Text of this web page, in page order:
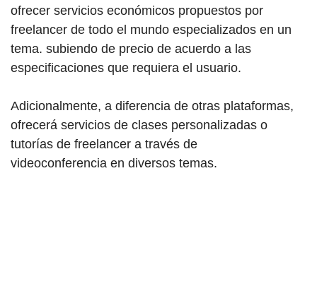
ofrecer servicios económicos propuestos por
freelancer de todo el mundo especializados en un
tema. subiendo de precio de acuerdo a las
especificaciones que requiera el usuario.
Adicionalmente, a diferencia de otras plataformas,
ofrecerá servicios de clases personalizadas o
tutorías de freelancer a través de
videoconferencia en diversos temas.